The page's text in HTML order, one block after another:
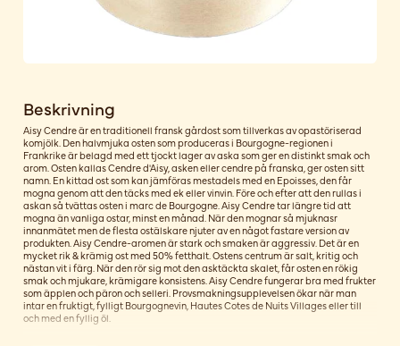
Beskrivning
Aisy Cendre är en traditionell fransk gårdost som tillverkas av opastöriserad
komjölk. Den halvmjuka osten som produceras i Bourgogne-regionen i
Frankrike är belagd med ett tjockt lager av aska som ger en distinkt smak och
arom. Osten kallas Cendre d'Aisy, asken eller cendre på franska, ger osten sitt
namn. En kittad ost som kan jämföras mestadels med en Epoisses, den får
mogna genom att den täcks med ek eller vinvin. Före och efter att den rullas i
askan så tvättas osten i marc de Bourgogne. Aisy Cendre tar längre tid att
mogna än vanliga ostar, minst en månad. När den mognar så mjuknasr
innanmätet men de flesta ostälskare njuter av en något fastare version av
produkten. Aisy Cendre-aromen är stark och smaken är aggressiv. Det är en
mycket rik & krämig ost med 50% fetthalt. Ostens centrum är salt, kritig och
nästan vit i färg. När den rör sig mot den asktäckta skalet, får osten en rökig
smak och mjukare, krämigare konsistens. Aisy Cendre fungerar bra med frukter
som äpplen och päron och selleri. Provsmakningsupplevelsen ökar när man
intar en fruktigt, fylligt Bourgognevin, Hautes Cotes de Nuits Villages eller till
och med en fyllig öl.